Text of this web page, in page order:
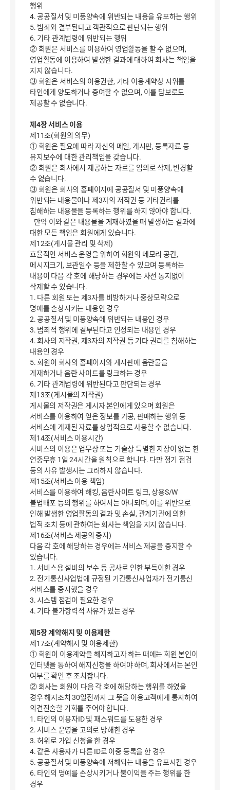
행위
4. 공공질서 및 미풍양속에 위반되는 내용을 유포하는 행위
5. 범죄와 결부된다고 객관적으로 판단되는 행위
6. 기타 관계법령에 위반되는 행위
② 회원은 서비스를 이용하여 영업활동을 할 수 없으며,
영업활동에 이용하여 발생한 결과에 대하여 회사는 책임을
지지 않습니다.
③ 회원은 서비스의 이용권한, 기타 이용계약상 지위를
타인에게 양도하거나 증여할 수 없으며, 이를 담보로도
제공할 수 없습니다.
제4장 서비스 이용
제11조(회원의 의무)
① 회원은 필요에 따라 자신의 메일, 게시판, 등록자료 등
유지보수에 대한 관리책임을 갖습니다.
② 회원은 회사에서 제공하는 자료를 임의로 삭제, 변경할
수 없습니다.
③ 회원은 회사의 홈페이지에 공공질서 및 미풍양속에
위반되는 내용물이나 제3자의 저작권 등 기타권리를
침해하는 내용물을 등록하는 행위를 하지 않아야 합니다.
만약 이와 같은 내용물을 게재하였을 때 발생하는 결과에
대한 모든 책임은 회원에게 있습니다.
제12조(게시물 관리 및 삭제)
효율적인 서비스 운영을 위하여 회원의 메모리 공간,
메시지크기, 보관일수 등을 제한할 수 있으며 등록하는
내용이 다음 각 호에 해당하는 경우에는 사전 통지없이
삭제할 수 있습니다.
1. 다른 회원 또는 제3자를 비방하거나 중상모략으로
명예를 손상시키는 내용인 경우
2. 공공질서 및 미풍양속에 위반되는 내용인 경우
3. 범죄적 행위에 결부된다고 인정되는 내용인 경우
4. 회사의 저작권, 제3자의 저작권 등 기타 권리를 침해하는
내용인 경우
5. 회원이 회사의 홈페이지와 게시판에 음란물을
게재하거나 음란 사이트를 링크하는 경우
6. 기타 관계법령에 위반된다고 판단되는 경우
제13조(게시물의 저작권)
게시물의 저작권은 게시자 본인에게 있으며 회원은
서비스를 이용하여 얻은 정보를 가공, 판매하는 행위 등
서비스에 게재된 자료를 상업적으로 사용할 수 없습니다.
제14조(서비스 이용시간)
서비스의 이용은 업무상 또는 기술상 특별한 지장이 없는 한
연중무휴 1일 24시간을 원칙으로 합니다. 다만 정기 점검
등의 사유 발생시는 그러하지 않습니다.
제15조(서비스 이용 책임)
서비스를 이용하여 해킹, 음란사이트 링크, 상용S/W
불법배포 등의 행위를 하여서는 아니되며, 이를 위반으로
인해 발생한 영업활동의 결과 및 손실, 관계기관에 의한
법적 조치 등에 관하여는 회사는 책임을 지지 않습니다.
제16조(서비스 제공의 중지)
다음 각 호에 해당하는 경우에는 서비스 제공을 중지할 수
있습니다.
1. 서비스용 설비의 보수 등 공사로 인한 부득이한 경우
2. 전기통신사업법에 규정된 기간통신사업자가 전기통신
서비스를 중지했을 경우
3. 시스템 점검이 필요한 경우
4. 기타 불가항력적 사유가 있는 경우
제5장 계약해지 및 이용제한
제17조(계약해지 및 이용제한)
① 회원이 이용계약을 해지하고자 하는 때에는 회원 본인이
인터넷을 통하여 해지신청을 하여야 하며, 회사에서는 본인
여부를 확인 후 조치합니다.
② 회사는 회원이 다음 각 호에 해당하는 행위를 하였을
경우 해지조치 30일전까지 그 뜻을 이용고객에게 통지하여
의견진술할 기회를 주어야 합니다.
1. 타인의 이용자ID 및 패스워드를 도용한 경우
2. 서비스 운영을 고의로 방해한 경우
3. 허위로 가입 신청을 한 경우
4. 같은 사용자가 다른 ID로 이중 등록을 한 경우
5. 공공질서 및 미풍양속에 저해되는 내용을 유포시킨 경우
6. 타인의 명예를 손상시키거나 불이익을 주는 행위를 한
경우